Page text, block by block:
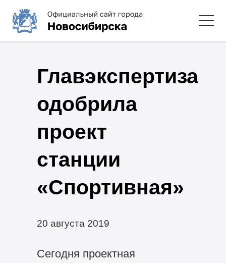
Главэкспертиза
одобрила
проект
станции
«Спортивная»
20 августа 2019
Сегодня проектная